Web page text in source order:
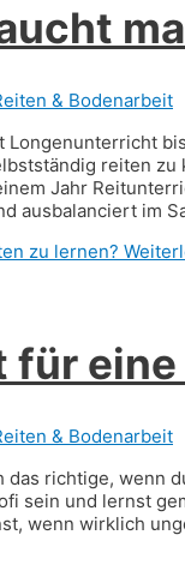
& Bodenarbeit
reiten
Jahr
ausbalanciert im
zu lernen?
für
& Bodenarbeit
das richtige, wenn
sein und lernst
wenn wirklich